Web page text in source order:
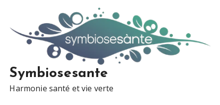
Symbiosesante
Harmonie santé et vie verte